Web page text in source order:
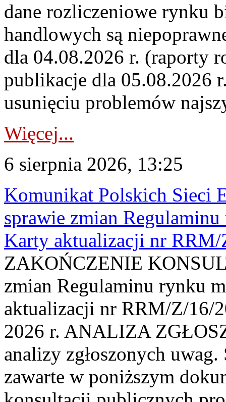
dane rozliczeniowe rynku
handlowych są
dla 04.08.2026 r. (raporty
publikacje dla 05.08.2026
usunięciu problemów
Więcej...
6 sierpnia 2026, 13:25
Komunikat Polskich Sieci
sprawie zmian
Karty aktualizacji nr
ZAKOŃCZENIE
zmian Regulaminu rynku
aktualizacji nr RRM/Z/16/
2026 r. ANALIZA
analizy zgłoszonych
zawarte w poniższym